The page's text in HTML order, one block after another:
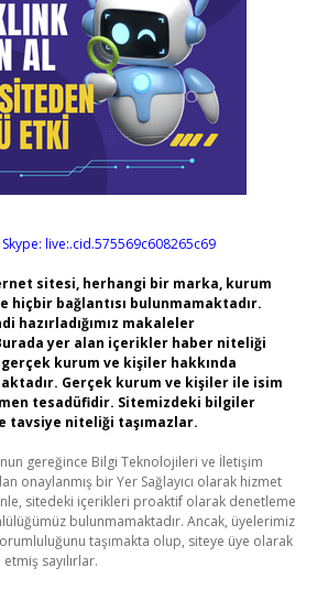
Skype: live:.cid.575569c608265c69
sitesi, herhangi bir marka, kurum
hiçbir bağlantısı bulunmamaktadır.
hazırladığımız makaleler
yer alan içerikler haber niteliği
kurum ve kişiler hakkında
Gerçek kurum ve kişiler ile isim
tesadüfidir. Sitemizdeki bilgiler
tavsiye niteliği taşımazlar.
gereğince Bilgi Teknolojileri ve İletişim
onaylanmış bir Yer Sağlayıcı olarak hizmet
sitedeki içerikleri proaktif olarak denetleme
bulunmamaktadır. Ancak, üyelerimiz
taşımakta olup, siteye üye olarak
sayılırlar.